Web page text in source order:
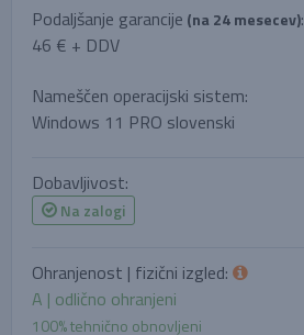
Podaljšanje garancije (na 24 mesecev):
46 € + DDV
Nameščen operacijski sistem:
Windows 11 PRO slovenski
Dobavljivost:
Na zalogi
Ohranjenost | fizični izgled:
A | odlično ohranjeni
100% tehnično obnovljeni